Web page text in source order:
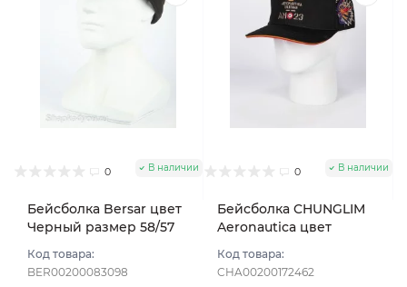
0 В наличии
Бейсболка Bersar цвет
Черный размер 58/57
Код товара:
BER00200083098
0 В наличии
Бейсболка CHUNGLIM
Aeronautica цвет
Код товара:
CHA00200172462